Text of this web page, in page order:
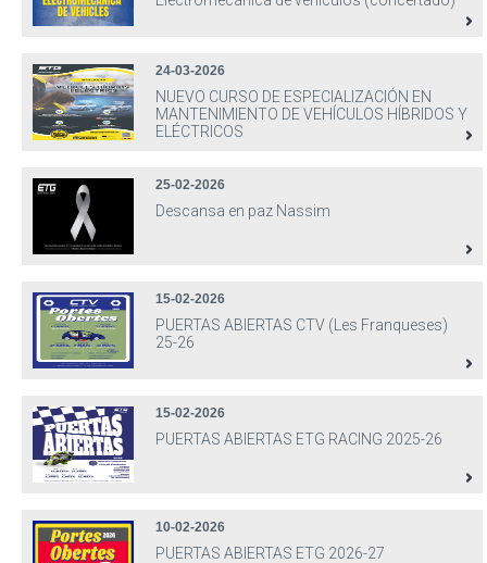
24-03-2026
NUEVO CURSO DE ESPECIALIZACIÓN EN
MANTENIMIENTO DE VEHÍCULOS HÍBRIDOS Y
ELÉCTRICOS
25-02-2026
Descansa en paz Nassim
15-02-2026
PUERTAS ABIERTAS CTV (Les Franqueses)
25-26
15-02-2026
PUERTAS ABIERTAS ETG RACING 2025-26
10-02-2026
PUERTAS ABIERTAS ETG 2026-27